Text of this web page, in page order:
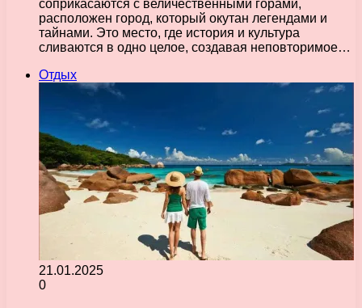
соприкасаются с величественными горами,
расположен город, который окутан легендами и
тайнами. Это место, где история и культура
сливаются в одно целое, создавая неповторимое…
Отдых
21.01.2025
0